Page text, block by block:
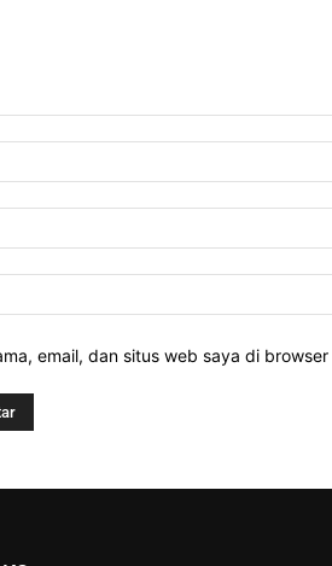
email, dan situs web saya di